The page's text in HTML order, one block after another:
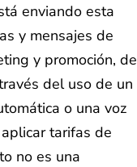
enviando esta
y mensajes de
y promoción, de
del uso de un
o una voz
tarifas de
no es una